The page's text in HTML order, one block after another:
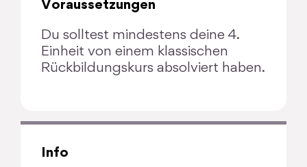
Voraussetzungen
Du solltest mindestens deine 4.
Einheit von einem klassischen
Rückbildungskurs absolviert haben.
Info